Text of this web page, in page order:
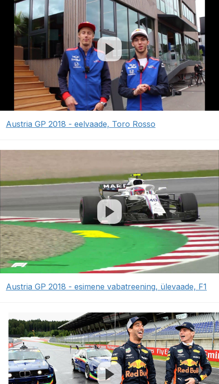
Austria GP 2018 - eelvaade, Toro Rosso
Austria GP 2018 - esimene vabatreening, ülevaade, F1